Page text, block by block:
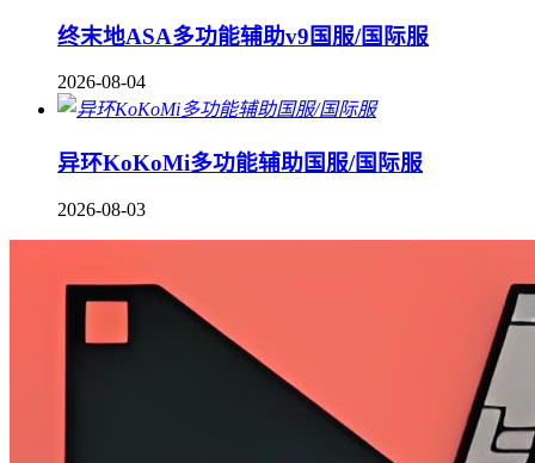
终末地ASA多功能辅助v9国服/国际服
2026-08-04
异环KoKoMi多功能辅助国服/国际服
2026-08-03